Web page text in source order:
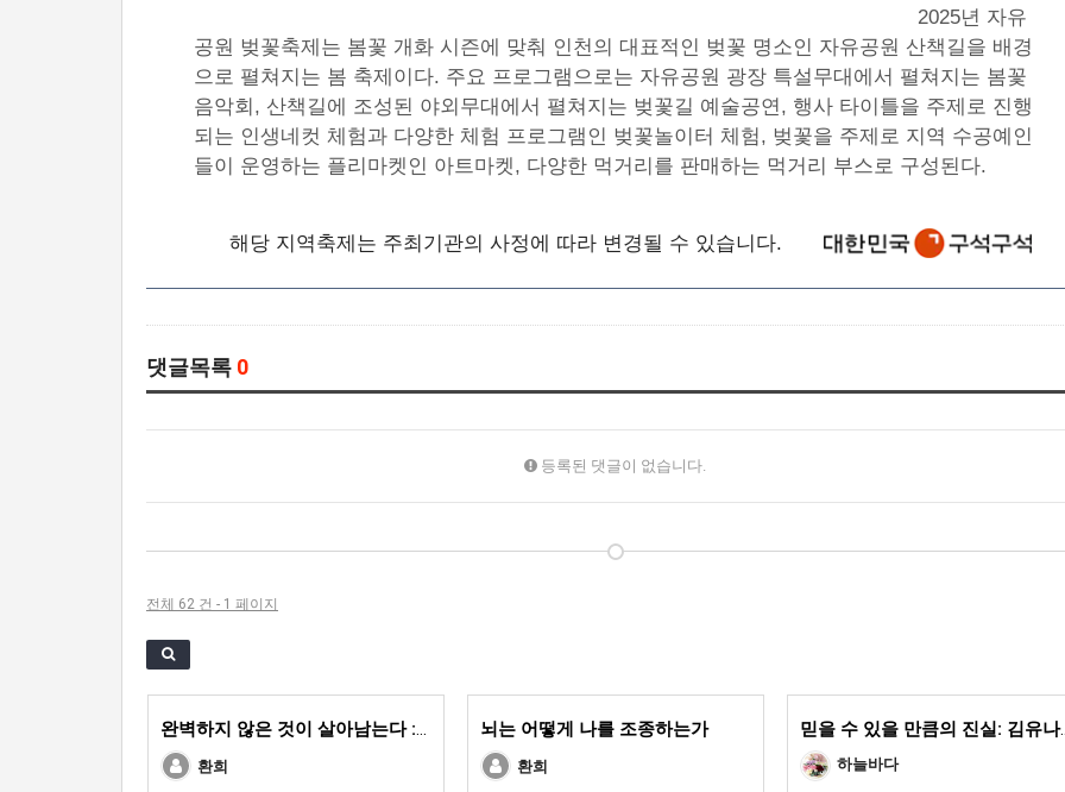
2025년 자유
공원 벚꽃축제는 봄꽃 개화 시즌에 맞춰 인천의 대표적인 벚꽃 명소인 자유공원 산책길을 배경
으로 펼쳐지는 봄 축제이다. 주요 프로그램으로는 자유공원 광장 특설무대에서 펼쳐지는 봄꽃
음악회, 산책길에 조성된 야외무대에서 펼쳐지는 벚꽃길 예술공연, 행사 타이틀을 주제로 진행
되는 인생네컷 체험과 다양한 체험 프로그램인 벚꽃놀이터 체험, 벚꽃을 주제로 지역 수공예인
들이 운영하는 플리마켓인 아트마켓, 다양한 먹거리를 판매하는 먹거리 부스로 구성된다.
해당 지역축제는 주최기관의 사정에 따라 변경될 수 있습니다.
댓글목록 0
등록된 댓글이 없습니다.
전체 62 건 - 1 페이지
완벽하지 않은 것이 살아남는다 :대전환의 시대를 건너는 진화론적 생존 법칙
환희
뇌는 어떻게 나를 조종하는가
환희
믿을 수 있
하늘바다